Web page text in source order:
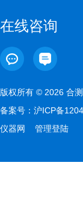
在线咨询
版权所有 © 2026 合
备案号： 沪ICP备
仪器网
管理登陆